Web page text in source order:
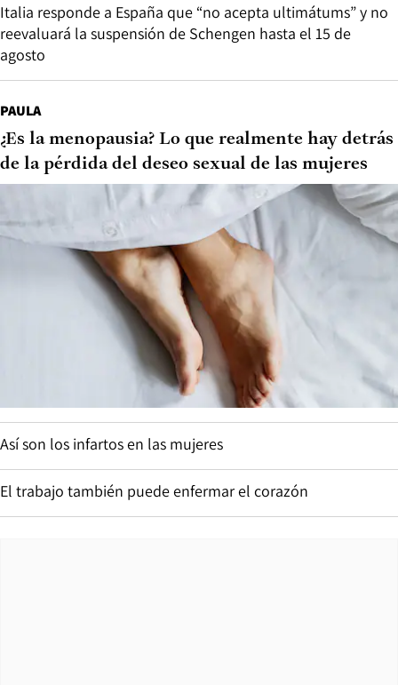
Italia responde a España que “no acepta ultimátums” y no
reevaluará la suspensión de Schengen hasta el 15 de
agosto
PAULA
¿Es la menopausia? Lo que realmente hay detrás
de la pérdida del deseo sexual de las mujeres
Así son los infartos en las mujeres
El trabajo también puede enfermar el corazón